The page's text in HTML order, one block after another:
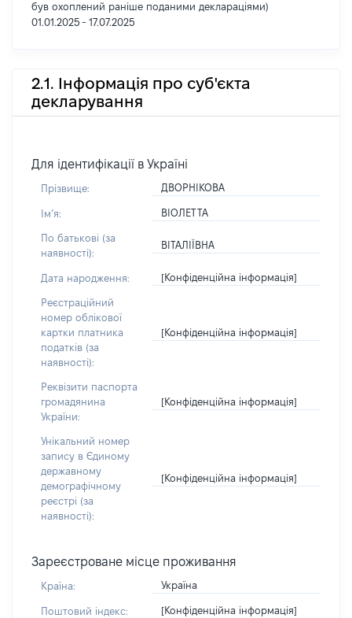
був охоплений раніше поданими деклараціями)
01.01.2025 - 17.07.2025
2.1. Інформація про суб'єкта
декларування
Для ідентифікації в Україні
Прізвище: ДВОРНІКОВА
Імʼя: ВІОЛЕТТА
По батькові (за
наявності):
ВІТАЛІЇВНА
Дата народження: [Конфіденційна інформація]
Реєстраційний
номер облікової
картки платника
податків (за
наявності):
[Конфіденційна інформація]
Реквізити паспорта
громадянина
України:
[Конфіденційна інформація]
Унікальний номер
запису в Єдиному
державному
демографічному
реєстрі (за
наявності):
[Конфіденційна інформація]
Зареєстроване місце проживання
Країна: Україна
Поштовий індекс: [Конфіденційна інформація]